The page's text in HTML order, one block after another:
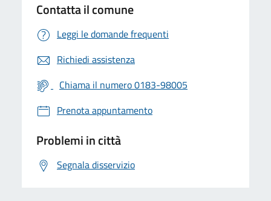
Contatta il comune
Leggi le domande frequenti
Richiedi assistenza
Chiama il numero 0183-98005
Prenota appuntamento
Problemi in città
Segnala disservizio